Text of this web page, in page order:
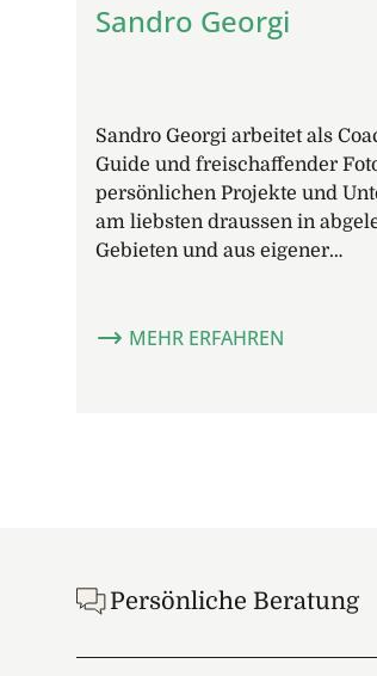
Sandro Georgi
Sandro Georgi arbeitet als
Guide und freischaffender
persönlichen Projekte und
am liebsten draussen in
Gebieten und aus eigener…
MEHR ERFAHREN
Persönliche Beratung